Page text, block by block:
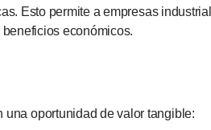
Esto permite a empresas
económicos.
una oportunidad de valor tangible: